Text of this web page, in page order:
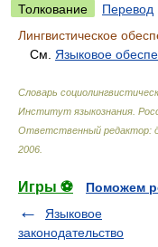
Толкование
Перевод
Лингвистическое
См. Языковое
Словарь
Институт языкознания.
Ответственный редактор:
2006
Игры ⚽
Поможем
Языковое
законодательство